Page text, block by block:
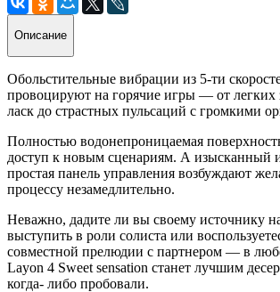
Описание
Обольстительные вибрации из 5-ти
провоцируют на горячие игры — от
ласк до страстных пульсаций с громкими
Полностью водонепроницаемая
доступ к новым сценариям. А изысканный
простая панель управления возбуждают
процессу незамедлительно.
Неважно, дадите ли вы своему источнику
выступить в роли солиста или
совместной прелюдии с партнером — в
Layon 4 Sweet sensation станет лучшим
когда- либо пробовали.